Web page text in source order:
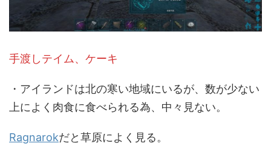
手渡しテイム、ケーキ
・アイランドは北の寒い地域にいるが、数が少ない
上によく肉食に食べられる為、中々見ない。
Ragnarokだと草原によく見る。